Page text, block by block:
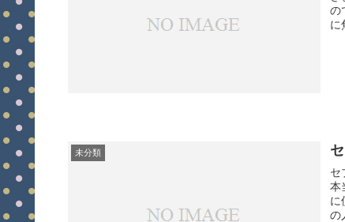
の
に
未分類
セ
本
に
の